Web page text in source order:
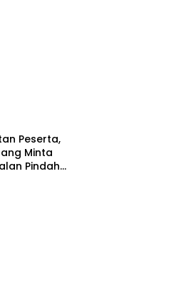
Peserta,
Minta
Pindah